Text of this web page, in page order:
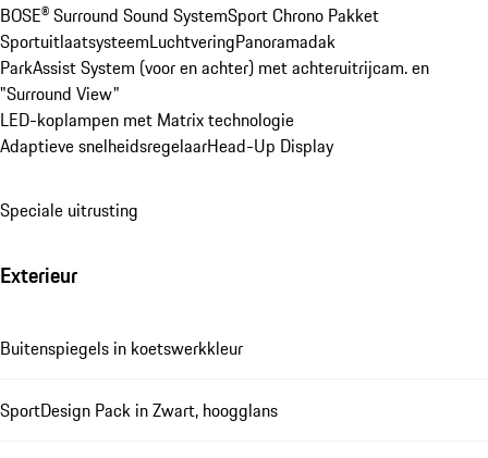
BOSE® Surround Sound SystemSport Chrono Pakket
SportuitlaatsysteemLuchtveringPanoramadak
ParkAssist System (voor en achter) met achteruitrijcam. en
"Surround View"
LED-koplampen met Matrix technologie
Adaptieve snelheidsregelaarHead-Up Display
Speciale uitrusting
Exterieur
Buitenspiegels in koetswerkkleur
SportDesign Pack in Zwart, hoogglans